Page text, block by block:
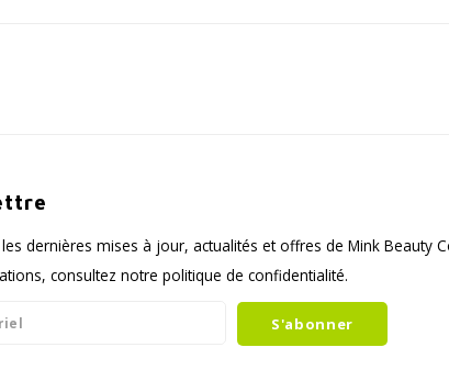
les dernières mises à jour, actualités et offres de Mink Beauty
consultez notre politique de confidentialité.
S'abonner